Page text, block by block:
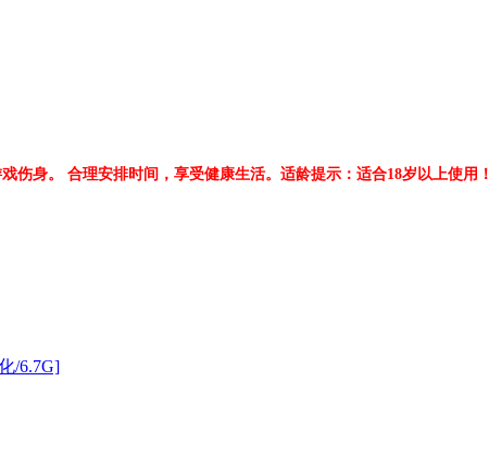
身。 合理安排时间，享受健康生活。适龄提示：适合18岁以上使用！
/6.7G]